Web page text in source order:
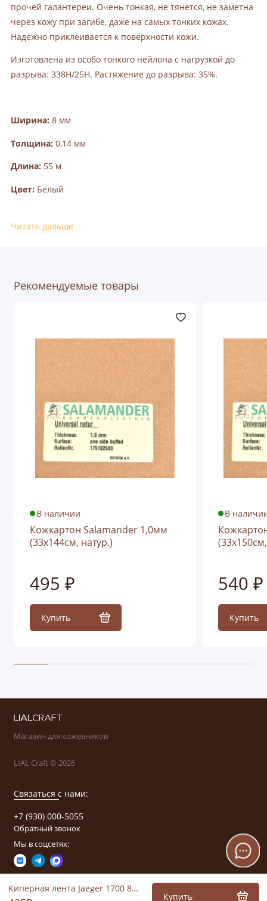
Киперная лента Jaeger 1700 8мм (белый)
Купить
прочей галантереи. Очень тонкая, не тянется, не заметна
через кожу при загибе, даже на самых тонких кожах.
Надежно приклеивается к поверхности кожи.
Изготовлена из особо тонкого нейлона с нагрузкой до
разрыва: 338H/25H. Растяжение до разрыва: 35%.
Ширина: 8 мм
Толщина: 0,14 мм
Длина: 55 м
Цвет: Белый
Читать дальше
Рекомендуемые товары
В наличии
Кожкартон Salamander 1,0мм
(33х144см, натур.)
495 ₽
Купить
В
540 ₽
Купить
Магазин для кожевников
LIAL Craft © 2026
Связаться с нами:
+7 (930) 000-5055
Обратный звонок
Мы в соцсетях: